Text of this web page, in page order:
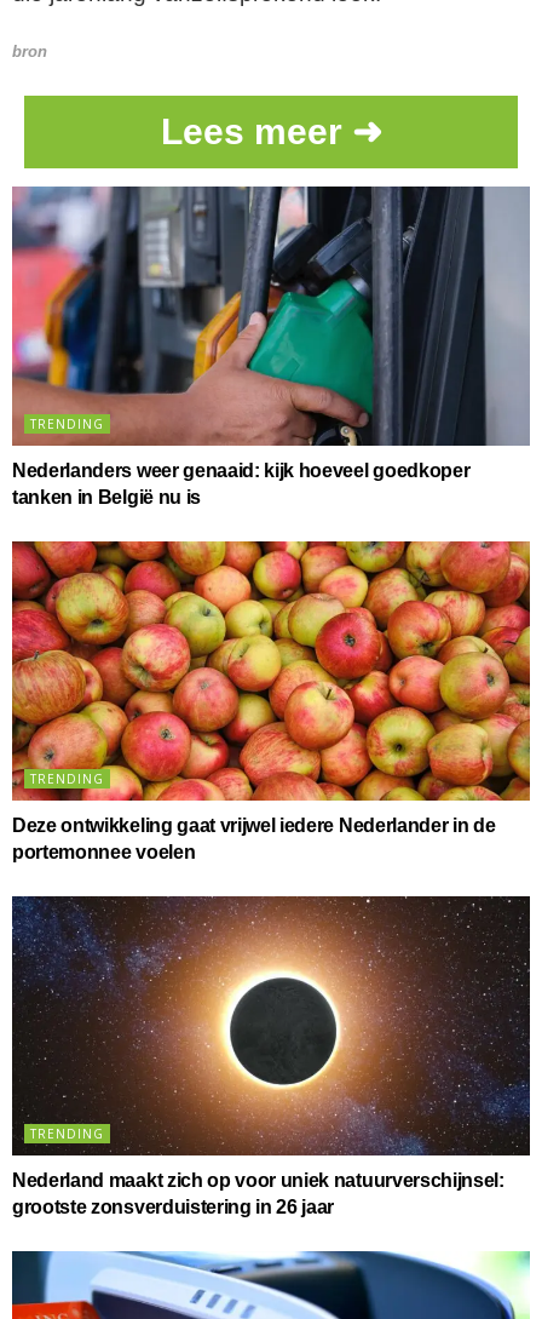
bron
Lees meer ➜
TRENDING
Nederlanders weer genaaid: kijk hoeveel goedkoper
tanken in België nu is
TRENDING
Deze ontwikkeling gaat vrijwel iedere Nederlander in de
portemonnee voelen
TRENDING
Nederland maakt zich op voor uniek natuurverschijnsel:
grootste zonsverduistering in 26 jaar